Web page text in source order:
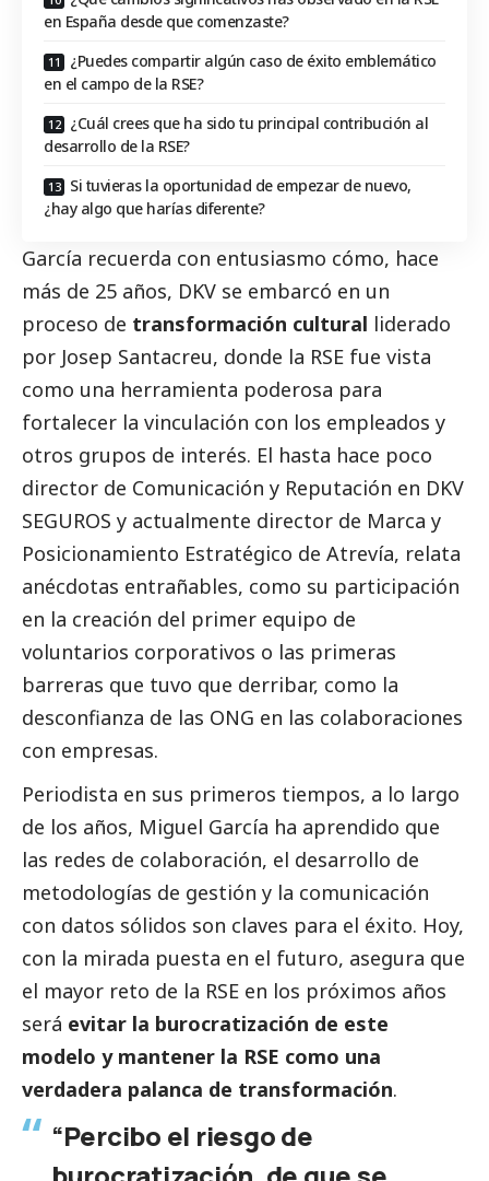
en España desde que comenzaste?
¿Puedes compartir algún caso de éxito emblemático
en el campo de la RSE?
¿Cuál crees que ha sido tu principal contribución al
desarrollo de la RSE?
Si tuvieras la oportunidad de empezar de nuevo,
¿hay algo que harías diferente?
García recuerda con entusiasmo cómo, hace
más de 25 años, DKV se embarcó en un
proceso de transformación cultural liderado
por Josep Santacreu, donde la RSE fue vista
como una herramienta poderosa para
fortalecer la vinculación con los empleados y
otros grupos de interés. El hasta hace poco
director de Comunicación y Reputación en DKV
SEGUROS y actualmente director de Marca y
Posicionamiento Estratégico de Atrevía, relata
anécdotas entrañables, como su participación
en la creación del primer equipo de
voluntarios corporativos o las primeras
barreras que tuvo que derribar, como la
desconfianza de las ONG en las colaboraciones
con empresas.
Periodista en sus primeros tiempos, a lo largo
de los años, Miguel García ha aprendido que
las redes de colaboración, el desarrollo de
metodologías de gestión y la comunicación
con datos sólidos son claves para el éxito. Hoy,
con la mirada puesta en el futuro, asegura que
el mayor reto de la RSE en los próximos años
será evitar la burocratización de este
modelo y mantener la RSE como una
verdadera palanca de transformación.
“Percibo el riesgo de